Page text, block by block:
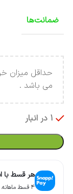
ضمانت‌ها
می باشد .
1 در انبار
هر قسط با
۴ قسط ماهانه. بدون سود، چک و ضامن.